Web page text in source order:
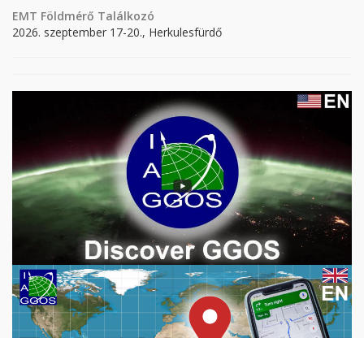
EMT Földmérő Találkozó
2026. szeptember 17-20., Herkulesfürdő